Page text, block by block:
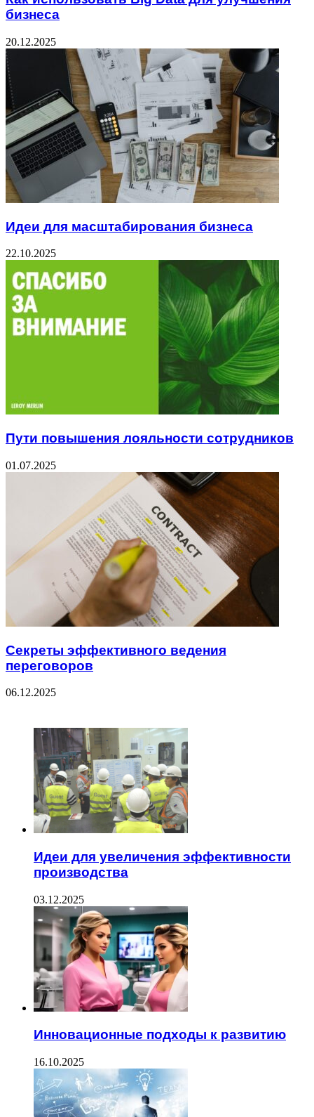
бизнеса
20.12.2025
Идеи для масштабирования бизнеса
22.10.2025
Пути повышения лояльности сотрудников
01.07.2025
Секреты эффективного ведения
переговоров
06.12.2025
Идеи для увеличения эффективности
производства
03.12.2025
Инновационные подходы к развитию
16.10.2025